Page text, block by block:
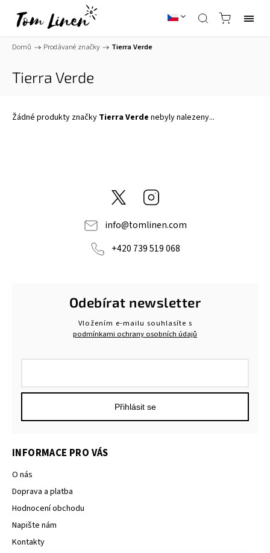
Domů / Prodávané značky / Tierra Verde
Tierra Verde
Žádné produkty značky Tierra Verde nebyly nalezeny...
@tom_linen
info@tomlinen.com
+420 739 519 068
INFORMACE PRO VÁS
O nás
Doprava a platba
Hodnocení obchodu
Napište nám
Kontakty
Odebírat newsletter
Vložením e-mailu souhlasíte s
podmínkami ochrany osobních údajů
Přihlásit se